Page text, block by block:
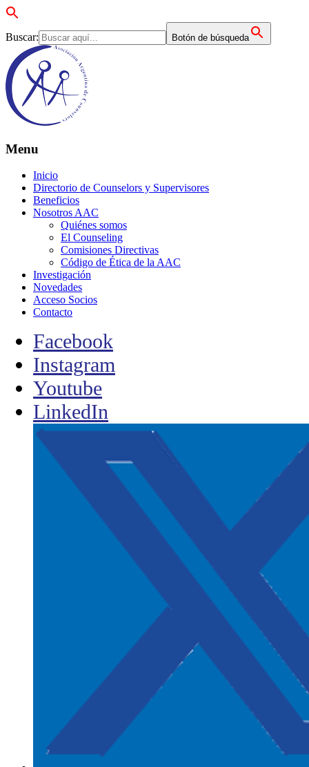
Buscar: Botón de búsqueda
Menu
Inicio
Directorio de Counselors y Supervisores
Beneficios
Nosotros AAC
Quiénes somos
El Counseling
Comisiones Directivas
Código de Ética de la AAC
Investigación
Novedades
Acceso Socios
Contacto
Facebook
Instagram
Youtube
LinkedIn